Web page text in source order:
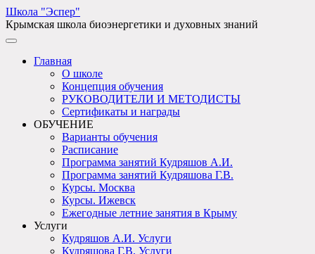
Школа "Эспер"
Крымская школа биоэнергетики и духовных знаний
Главная
О школе
Концепция обучения
РУКОВОДИТЕЛИ И МЕТОДИСТЫ
Сертификаты и награды
ОБУЧЕНИЕ
Варианты обучения
Расписание
Программа занятий Кудряшов А.И.
Программа занятий Кудряшова Г.В.
Курсы. Москва
Курсы. Ижевск
Ежегодные летние занятия в Крыму
Услуги
Кудряшов А.И. Услуги
Кудряшова Г.В. Услуги